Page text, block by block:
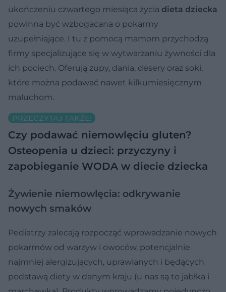
ukończeniu czwartego miesiąca życia dieta dziecka
powinna być wzbogacana o pokarmy
uzupełniające. I tu z pomocą mamom przychodzą
firmy specjalizujące się w wytwarzaniu żywności dla
ich pociech. Oferują zupy, dania, desery oraz soki,
które można podawać nawet kilkumiesięcznym
maluchom.
PRZECZYTAJ TAKŻE:
Czy podawać niemowlęciu gluten?
Osteopenia u dzieci: przyczyny i
zapobieganie WODA w diecie dziecka
Żywienie niemowlęcia: odkrywanie
nowych smaków
Pediatrzy zalecają rozpocząć wprowadzanie nowych
pokarmów od warzyw i owoców, potencjalnie
najmniej alergizujących, uprawianych i będących
podstawą diety w danym kraju (u nas są to jabłka i